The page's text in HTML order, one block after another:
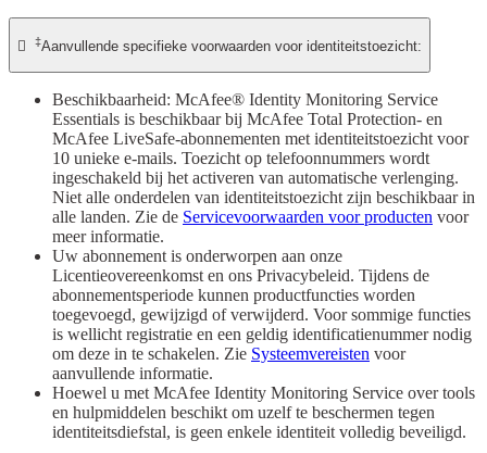
 ‡Aanvullende specifieke voorwaarden voor identiteitstoezicht:
Beschikbaarheid: McAfee® Identity Monitoring Service
Essentials is beschikbaar bij McAfee Total Protection- en
McAfee LiveSafe-abonnementen met identiteitstoezicht voor
10 unieke e-mails. Toezicht op telefoonnummers wordt
ingeschakeld bij het activeren van automatische verlenging.
Niet alle onderdelen van identiteitstoezicht zijn beschikbaar in
alle landen. Zie de Servicevoorwaarden voor producten voor
meer informatie.
Uw abonnement is onderworpen aan onze
Licentieovereenkomst en ons Privacybeleid. Tijdens de
abonnementsperiode kunnen productfuncties worden
toegevoegd, gewijzigd of verwijderd. Voor sommige functies
is wellicht registratie en een geldig identificatienummer nodig
om deze in te schakelen. Zie Systeemvereisten voor
aanvullende informatie.
Hoewel u met McAfee Identity Monitoring Service over tools
en hulpmiddelen beschikt om uzelf te beschermen tegen
identiteitsdiefstal, is geen enkele identiteit volledig beveiligd.